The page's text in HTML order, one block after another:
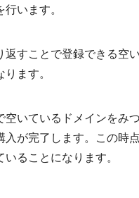
います。
返すことで登録できる空
ます。
空いているドメインをみ
入が完了します。この時
ることになります。